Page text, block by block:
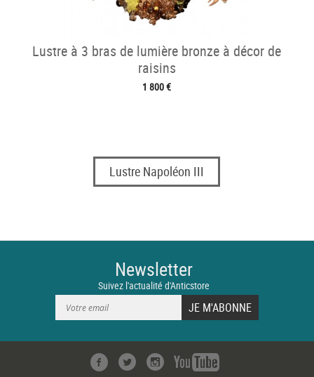
Lustre à 3 bras de lumière bronze à décor de
raisins
1 800 €
Lustre Napoléon III
Newsletter
Suivez l'actualité d'Anticstore